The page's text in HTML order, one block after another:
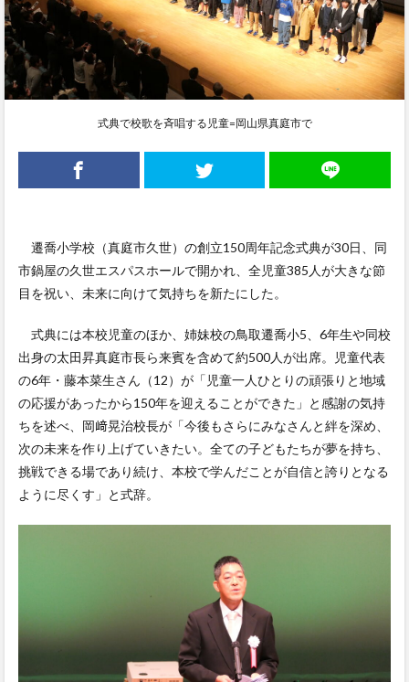
式典で校歌を斉唱する児童=岡山県真庭市で
遷喬小学校（真庭市久世）の創立150周年記念式典が30日、同
市鍋屋の久世エスパスホールで開かれ、全児童385人が大きな節
目を祝い、未来に向けて気持ちを新たにした。
式典には本校児童のほか、姉妹校の鳥取遷喬小5、6年生や同校
出身の太田昇真庭市長ら来賓を含めて約500人が出席。児童代表
の6年・藤本菜生さん（12）が「児童一人ひとりの頑張りと地域
の応援があったから150年を迎えることができた」と感謝の気持
ちを述べ、岡﨑晃治校長が「今後もさらにみなさんと絆を深め、
次の未来を作り上げていきたい。全ての子どもたちが夢を持ち、
挑戦できる場であり続け、本校で学んだことが自信と誇りとなる
ように尽くす」と式辞。